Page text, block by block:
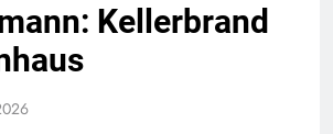
Kellerbrand